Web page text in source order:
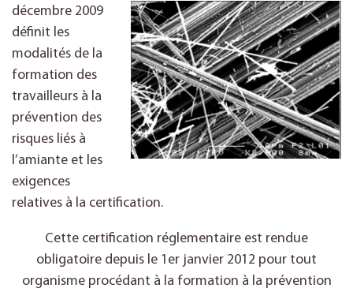
décembre 2009
définit les
modalités de la
formation des
travailleurs à la
prévention des
risques liés à
l’amiante et les
exigences
relatives à la certification.
Cette certification réglementaire est rendue
obligatoire depuis le 1er janvier 2012 pour tout
organisme procédant à la formation à la prévention